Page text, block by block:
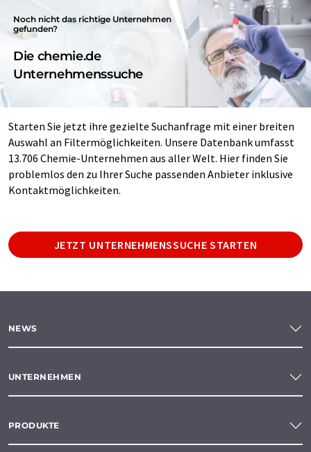
Noch nicht das richtige Unternehmen
gefunden?
Die chemie.de
Unternehmenssuche
Starten Sie jetzt ihre gezielte Suchanfrage mit einer breiten
Auswahl an Filtermöglichkeiten. Unsere Datenbank umfasst
13.706 Chemie-Unternehmen aus aller Welt. Hier finden Sie
problemlos den zu Ihrer Suche passenden Anbieter inklusive
Kontaktmöglichkeiten.
JETZT UNTERNEHMENSSUCHE STARTEN
NEWS
UNTERNEHMEN
PRODUKTE